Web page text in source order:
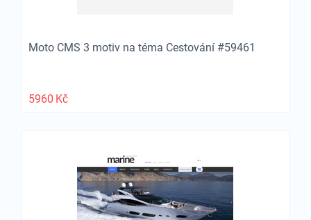
Moto CMS 3 motiv na téma Cestování #59461
5960 Kč